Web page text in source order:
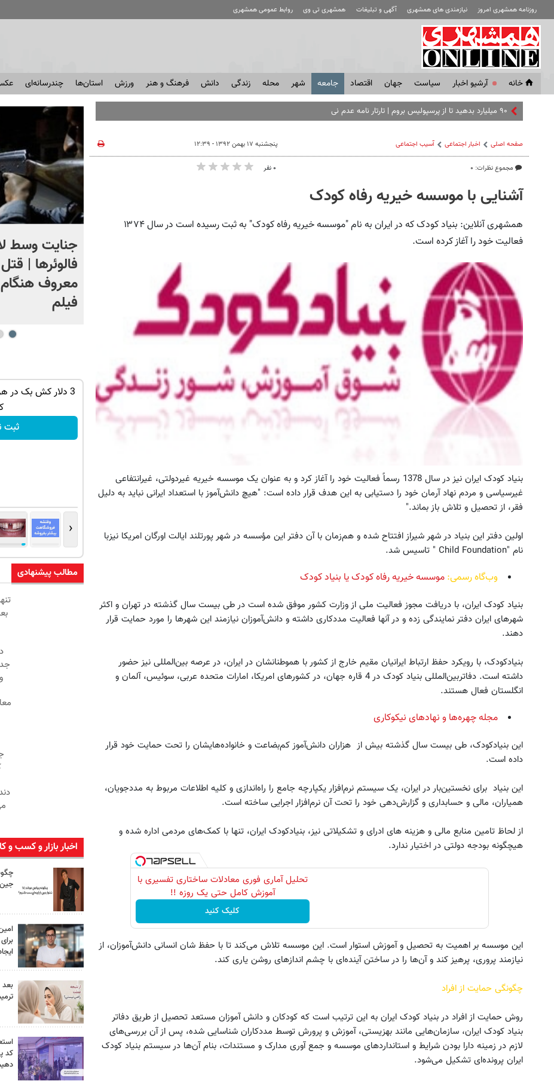
روزنامه همشهری امروز نیازمندی های همشهری آگهی و تبلیغات همشهری تی وی روابط عمومی همشهری
خانه آرشیو اخبار سياست جهان اقتصاد جامعه شهر محله زندگی دانش فرهنگ و هنر ورزش استان‌ها چندرسانه‌ای
۹۰ میلیارد بدهید تا از پرسپولیس بروم | تارتار نامه عدم نیاز هم زد
صفحه اصلی اخبار اجتماعی آسیب اجتماعی
مجموع نظرات: ۰
پنجشنبه ۱۷ بهمن ۱۳۹۲ - ۱۲:۳۹
۰ نفر
آشنایی با موسسه خیریه رفاه کودک
همشهری آنلاین: بنیاد کودک که در ایران به‌‌ نام "موسسه خیریه رفاه کودک" به ثبت رسیده است در سال ۱۳۷۴
فعالیت خود را آغاز کرده است.
بنیاد کودک ایران نیز در سال 1378 رسماً فعالیت خود را آغاز کرد و به عنوان یک موسسه خیریه غیردولتی، غیرانتفاعی
غیرسیاسی و مردم نهاد آرمان خود را دستیابی به این هدف قرار داده‌ است: "هیچ دانش‌آموز با استعداد ایرانی نباید به دلیل
فقر، از تحصیل و تلاش باز بماند."
اولین دفتر این بنیاد در شهر شیراز افتتاح شده و هم‌زمان با آن دفتر این مؤسسه در شهر پورتلند ایالت اورگان امریکا نیزبا
نام "Child Foundation " تاسیس شد.
وب‌گاه رسمی: موسسه خیریه رفاه کودک یا بنیاد کودک
بنیاد کودک ایران، با دریافت مجوز فعالیت ملی از وزارت کشور موفق شده است در طی بیست سال گذشته در تهران و اکثر
شهرهای ایران دفتر نمایندگی زده و در آنها فعالیت مددکاری داشته و دانش‌آموزان نیازمند این شهر‌ها را مورد حمایت قرار
دهند.
بنیادکودک، با رویکرد حفظ ارتباط ایرانیان مقیم خارج از کشور با هموطنانشان در ایران، در عرصه بین‌المللی نیز حضور
داشته‌ است. دفاتربین‌المللی بنیاد کودک در 4 قاره جهان، در کشورهای امریکا، امارات متحده عربی، سوئیس، آلمان و
انگلستان فعال هستند.
مجله‌ چهره‌ها و نهاد‌های نیکوکاری
این بنیادکودک، طی بیست سال گذشته بیش از هزاران دانش‌آموز کم‌بضاعت و خانواده‌هایشان را تحت حمایت خود قرار
داده است.
این بنیاد برای نخستین‌بار در ایران، یک سیستم نرم‌افزار یکپارچه جامع را راه‌اندازی و کلیه اطلاعات مربوط به مددجویان،
همیاران، مالی و حسابداری و گزارش‌دهی خود را تحت آن نرم‌افزار اجرایی ساخته است.
از لحاظ تامین منابع مالی و هزینه های ادرای و تشکیلاتی نیز، بنیادکودک ایران، تنها با کمک‌های مردمی اداره شده و
هیچگونه بودجه دولتی در اختیار ندارد.
تحلیل آماری فوری معادلات ساختاری تفسیری با
آموزش کامل حتی یک روزه !!
کلیک کنید
این موسسه بر اهمیت به تحصیل و آموزش استوار است. این موسسه تلاش می‌کند تا با حفظ شان انسانی دانش‌آموزان، از
نیازمند پروری، پرهیز کند و آن‌ها را در ساختن آینده‌ای با چشم اندازهای روشن یاری کند.
چگونگی حمایت از افراد
روش حمایت از افراد در بنیاد کودک ایران به این ترتیب است که کودکان و دانش آموزان مستعد تحصیل از طریق دفا‌تر
بنیاد کودک ایران، سازمان‌هایی مانند بهزیستی، آموزش و پرورش توسط مددکاران شناسایی شده، پس از آن بررسی‌های
لازم در زمینه دارا بودن شرایط و استانداردهای موسسه و جمع آوری مدارک و مستندات، بنام آن‌ها در سیستم بنیاد کودک
ایران پرونده‌ای تشکیل می‌شود.
حمله کند فلج می شویم
جنایت وسط
فالوئرها |
معروف
فیلم
از اینجا شروع می‌شه، برای
درآمد بیشتر، آماده‌ای؟
به بزرگترین جشنواره ایمپلنت تهران سر بزنید
! | فقط ۲۵ میلیون !
رزرورایگان نوبت
با این روش توی خونه،سفیدی و زیبایی
دندوناتو برگردون(40%off)
3 دلار کش بک در
ثبت
‹
مطالب پیشنهادی
اخبار بازار و کسب و
بعد
کد